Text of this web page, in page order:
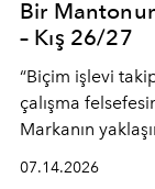
Bir
– Kış 26/27
“Biçim işlevi
çalışma
Markanın
07.14.2026